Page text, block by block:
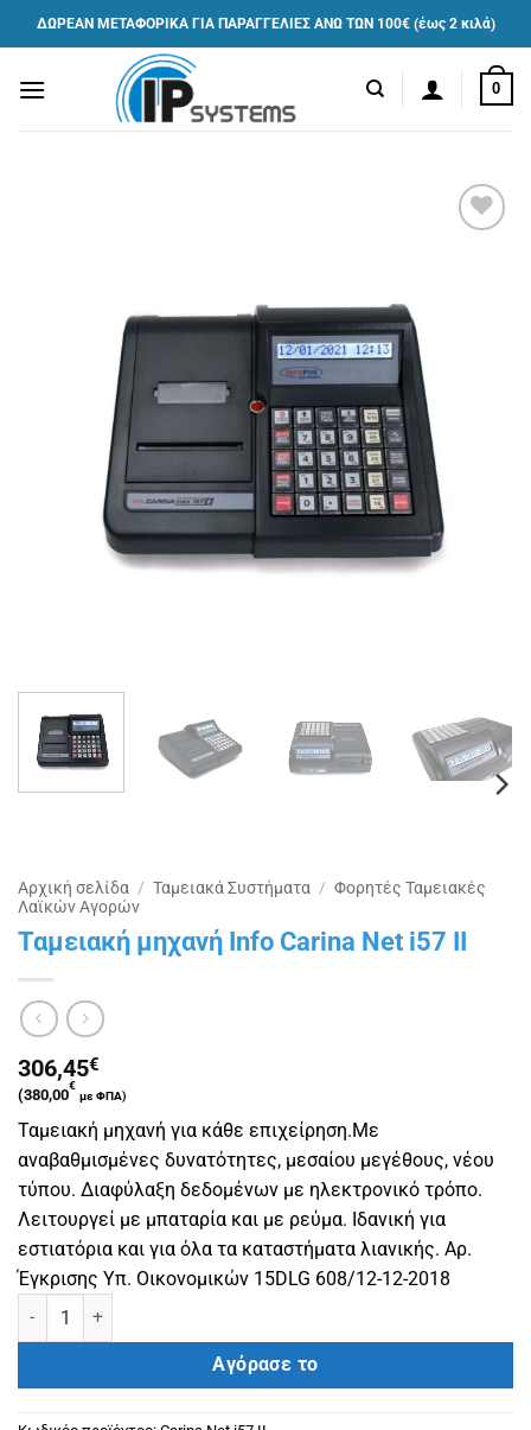
Μετάβαση
στο
ΔΩΡΕΑΝ ΜΕΤΑΦΟΡΙΚΑ ΓΙΑ ΠΑΡΑΓΓΕΛΙΕΣ ΑΝΩ ΤΩΝ 100€ (έως 2 κιλά)
0
Αρχική σελίδα / Ταμειακά Συστήματα / Φορητές Ταμειακές
Λαϊκών Αγορών
Ταμειακή μηχανή Info Carina Net i57 II
306,45€
(380,00
€
με ΦΠΑ)
Ταμειακή μηχανή για κάθε επιχείρηση.Με
αναβαθμισμένες δυνατότητες, μεσαίου μεγέθους, νέου
τύπου. Διαφύλαξη δεδομένων με ηλεκτρονικό τρόπο.
Λειτουργεί με μπαταρία και με ρεύμα. Ιδανική για
εστιατόρια και για όλα τα καταστήματα λιανικής. Αρ.
Έγκρισης Υπ. Οικονομικών 15DLG 608/12-12-2018
Ταμειακή μηχανή Info Carina Net i57 II ποσότητα
Αγόρασε το